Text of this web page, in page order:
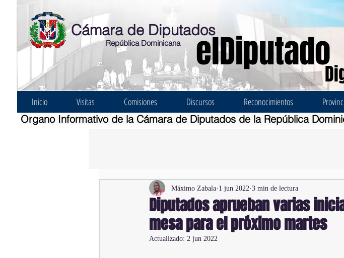
elDiputado
Cámara de Diputados
República Dominicana
Inicio Visitas Comisiones Discursos Reconocimientos
Organo Informativo de la Cámara de Diputados de la República
Diputados aprueban varias
mesa para el próximo martes
Máximo Zabala 1 jun 2022 3 min de lectura
Actualizado: 2 jun 2022